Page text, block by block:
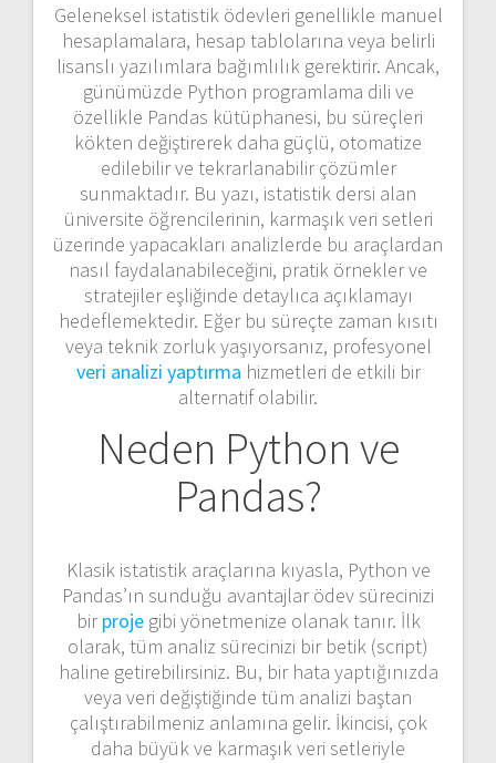
Geleneksel istatistik ödevleri genellikle manuel
hesaplamalara, hesap tablolarına veya belirli
lisanslı yazılımlara bağımlılık gerektirir. Ancak,
günümüzde Python programlama dili ve
özellikle Pandas kütüphanesi, bu süreçleri
kökten değiştirerek daha güçlü, otomatize
edilebilir ve tekrarlanabilir çözümler
sunmaktadır. Bu yazı, istatistik dersi alan
üniversite öğrencilerinin, karmaşık veri setleri
üzerinde yapacakları analizlerde bu araçlardan
nasıl faydalanabileceğini, pratik örnekler ve
stratejiler eşliğinde detaylıca açıklamayı
hedeflemektedir. Eğer bu süreçte zaman kısıtı
veya teknik zorluk yaşıyorsanız, profesyonel
veri analizi yaptırma hizmetleri de etkili bir
alternatif olabilir.
Neden Python ve
Pandas?
Klasik istatistik araçlarına kıyasla, Python ve
Pandas’ın sunduğu avantajlar ödev sürecinizi
birprojegibi yönetmenize olanak tanır. İlk
olarak, tüm analiz sürecinizi bir betik (script)
haline getirebilirsiniz. Bu, bir hata yaptığınızda
veya veri değiştiğinde tüm analizi baştan
çalıştırabilmeniz anlamına gelir. İkincisi, çok
daha büyük ve karmaşık veri setleriyle